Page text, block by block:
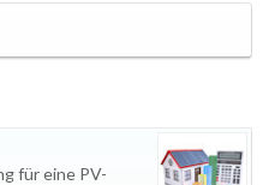
für eine PV-